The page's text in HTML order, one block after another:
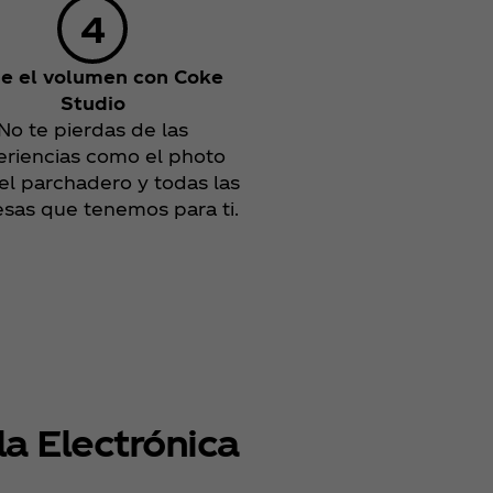
el volumen con Coke
Studio
te pierdas de las
como el photo
parchadero y todas las
que tenemos para ti.
Electrónica